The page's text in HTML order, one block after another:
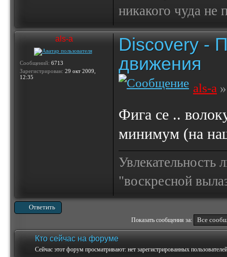
никакого чуда
als-a
Сообщений: 6713
Зарегистрирован: 29 окт 2009,
12:35
Discovery -
движения
als-a
Фига се ..
минимум (на
Увлекательность
"воскресной
Ответить
Показать сообщения за:
Кто сейчас на форуме
Сейчас этот форум просматривают: нет зарегистрированных